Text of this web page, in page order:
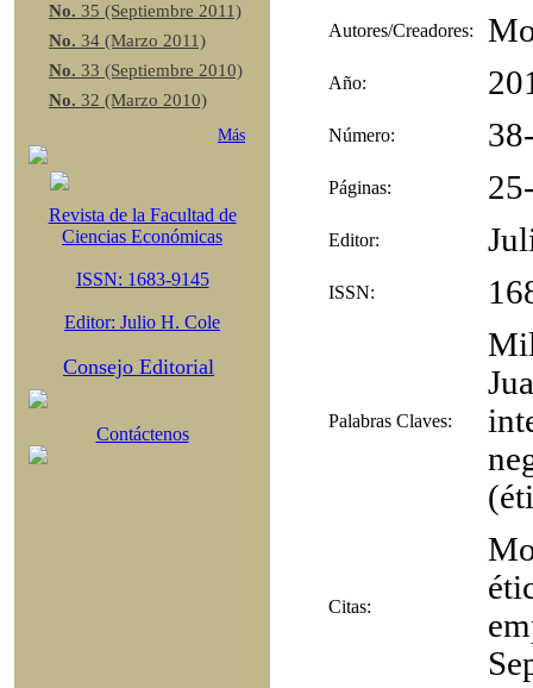
No. 35 (Septiembre 2011)
No. 34 (Marzo 2011)
No. 33 (Septiembre 2010)
No. 32 (Marzo 2010)
Más
Revista de la Facultad de
Ciencias Económicas
ISSN: 1683-9145
Editor: Julio H. Cole
Consejo Editorial
Contáctenos
Autores/Creadores:
Año:
Número:
Páginas:
Editor:
ISSN:
Palabras Claves:
Citas: